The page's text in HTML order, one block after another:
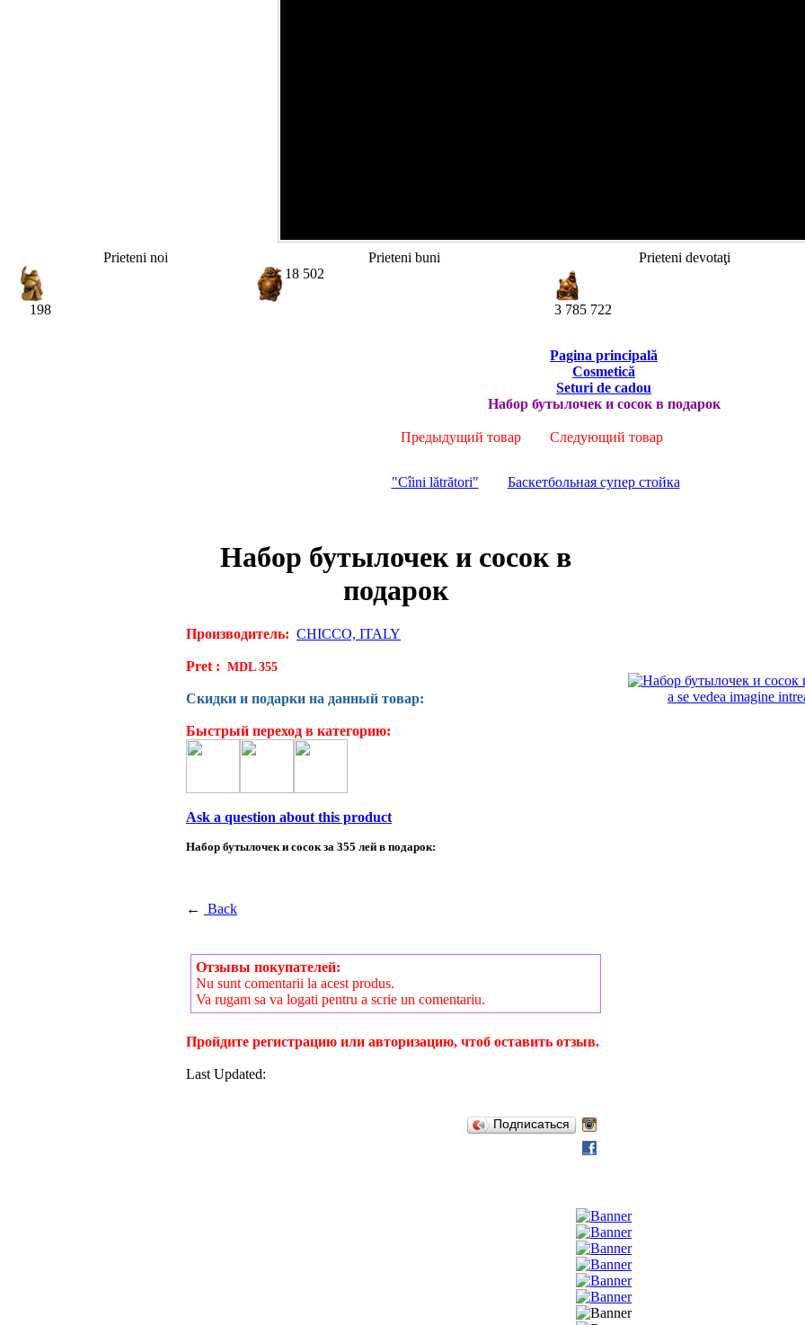
Prieteni noi
198
Prieteni buni
18 502
Prieteni devotaţi
3 785 722
Pagina principală
Cosmetică
Seturi de cadou
Набор бутылочек и сосок в подарок
Предыдущий товар Следующий товар
"Cîini lătrători" Баскетбольная супер стойка
Набор бутылочек и сосок в
подарок
Производитель: CHICCO, ITALY
Pret : MDL 355
Скидки и подарки на данный товар:
Быстрый переход в категорию:
Ask a question about this product
Набор бутылочек и сосок за 355 лей в подарок:
← Back
Отзывы покупателей:
Nu sunt comentarii la acest produs.
Va rugam sa va logati pentru a scrie un comentariu.
Пройдите регистрацию или авторизацию, чтоб оставить отзыв.
a se vedea imagine
Last Updated:
Подписаться